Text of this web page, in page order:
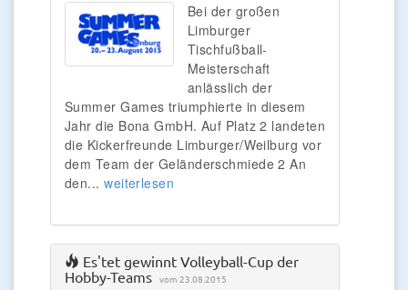
Bei der großen
Limburger
Tischfußball-
Meisterschaft
anlässlich der
Summer Games triumphierte in diesem
Jahr die Bona GmbH. Auf Platz 2 landeten
die Kickerfreunde Limburger/Weilburg vor
dem Team der Geländerschmiede 2 An
den... weiterlesen
Es'tet gewinnt Volleyball-Cup der
Hobby-Teams vom 23.08.2015